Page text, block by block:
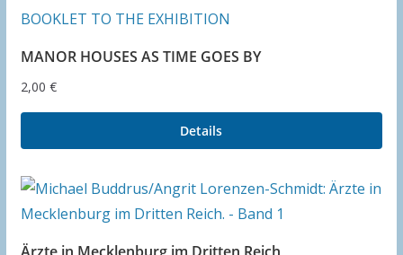
MANOR HOUSES AS TIME GOES BY
2,00 €
Details